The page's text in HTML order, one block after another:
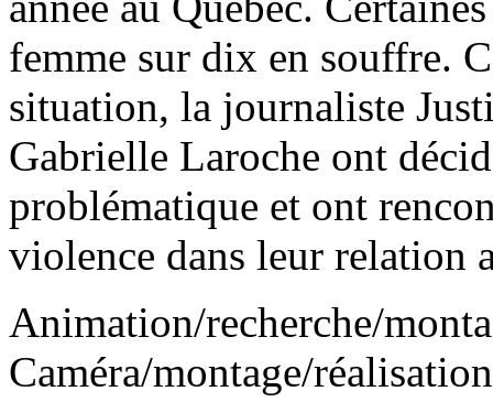
femme sur dix en souffre.
situation, la journaliste
Gabrielle Laroche ont
problématique et ont
violence dans leur relation
Animation/recherche/
Caméra/montage/